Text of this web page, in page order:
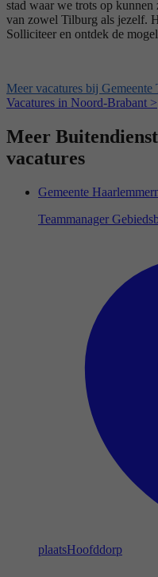
stad waar we trots op
van zowel Tilburg als jezelf.
Solliciteer en ontdek de
Meer vacatures bij Gemeente
Vacatures in Noord-Brabant >
Meer
vacatures
Gemeente
Teammanager
plaatsHoofddorp